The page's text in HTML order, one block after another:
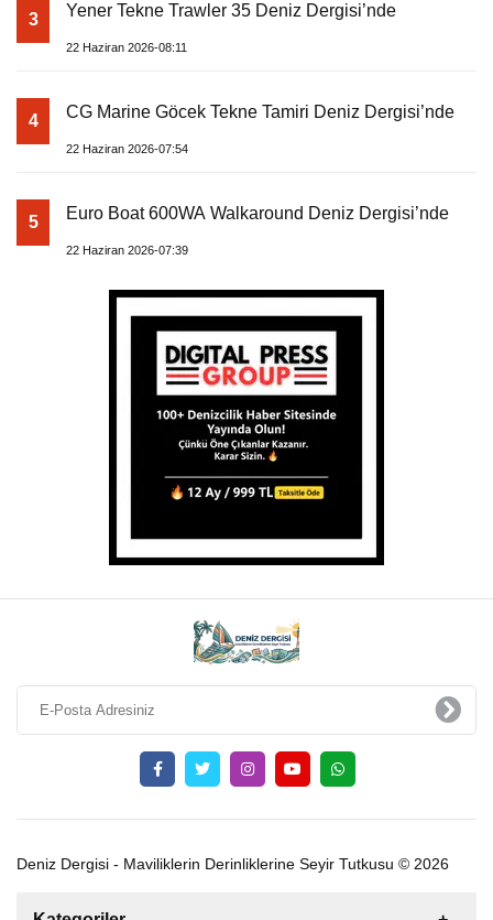
3 Yener Tekne Trawler 35 Deniz Dergisi’nde
22 Haziran 2026-08:11
4 CG Marine Göcek Tekne Tamiri Deniz Dergisi’nde
22 Haziran 2026-07:54
5 Euro Boat 600WA Walkaround Deniz Dergisi’nde
22 Haziran 2026-07:39
Deniz Dergisi - Maviliklerin Derinliklerine Seyir Tutkusu © 2026